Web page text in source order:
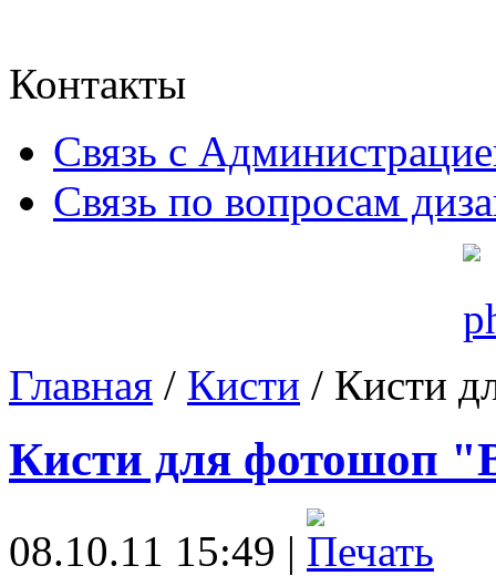
Контакты
Связь с
Связь по вопросам
Главная / Кисти / Кисти
Кисти для фотошоп
08.10.11 15:49 |